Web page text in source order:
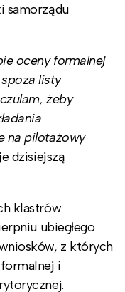
samorządu
oceny formalnej
listy
żeby
na pilotażowy
dzisiejszą
klastrów
ubiegłego
z których
i